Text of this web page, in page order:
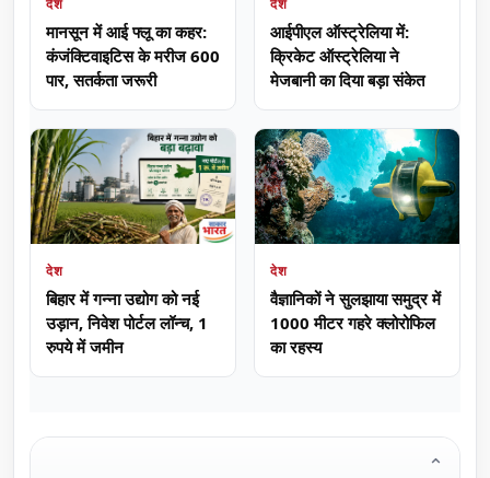
मानसून में आई फ्लू का कहर:
कंजंक्टिवाइटिस के मरीज 600
पार, सतर्कता जरूरी
आईपीएल ऑस्ट्रेलिया में:
क्रिकेट ऑस्ट्रेलिया ने
मेजबानी का दिया बड़ा संकेत
देश
बिहार में गन्ना उद्योग को नई
उड़ान, निवेश पोर्टल लॉन्च, 1
रुपये में जमीन
देश
वैज्ञानिकों ने सुलझाया समुद्र में
1000 मीटर गहरे क्लोरोफिल
का रहस्य
⌄